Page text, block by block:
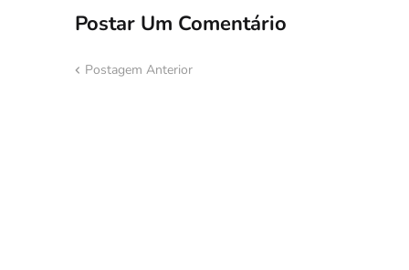
Postar Um Comentário
Postagem Anterior